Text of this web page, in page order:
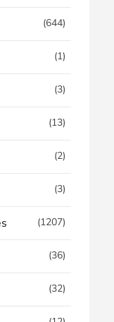
(644)
(1)
(3)
(13)
(2)
(3)
(1207)
(36)
(32)